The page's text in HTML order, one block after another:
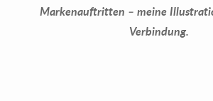
Markenauftritten – meine
Verbindung.